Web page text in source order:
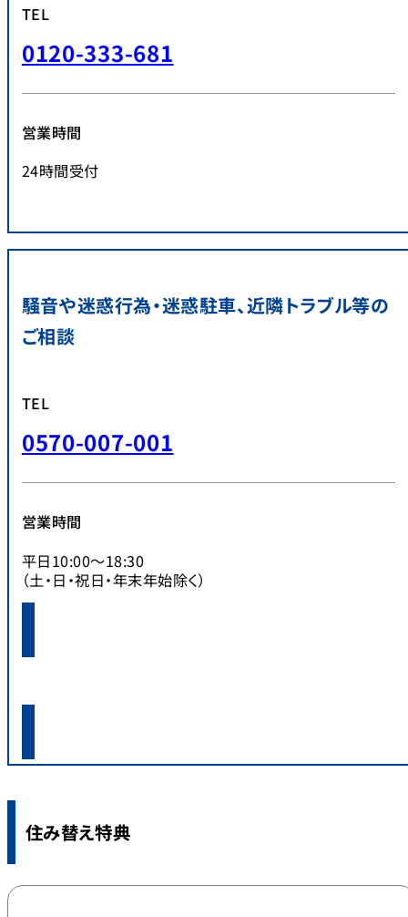
TEL
0120-333-681
営業時間
24時間受付
騒音や迷惑行為・迷惑駐車、近隣トラブル等の
ご相談
TEL
0570-007-001
営業時間
平日10:00～18:30
（土・日・祝日・年末年始除く）
住み替え特典